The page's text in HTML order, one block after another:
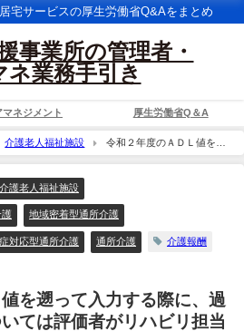
宅サービスの厚生労働省Q&Aをまとめ
事業所の管理者・
ネ業務手引き
マネジメント 厚生労働省Q＆A
介護老人福祉施設
令和２年度のＡＤＬ値を遡
値については評価者がリハビリ担当者や介護職で
護老人福祉施設
護 地域密着型通所介護
対応型通所介護 通所介護 介護報酬
を遡って入力する際に、過
ては評価者がリハビリ担当